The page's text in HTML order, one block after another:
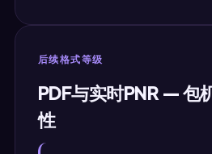
后续格式等级
PDF与实时PNR — 包
性